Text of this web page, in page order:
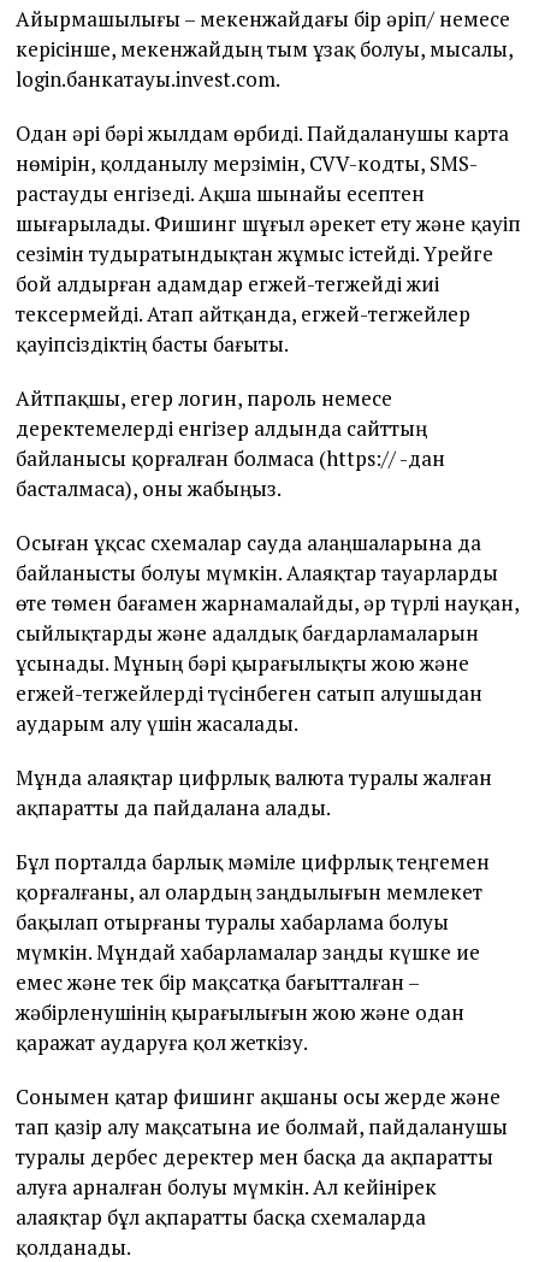
Айырмашылығы – мекенжайдағы бір әріп/ немесе
керісінше, мекенжайдың тым ұзақ болуы, мысалы,
login.банкатауы.invest.com.
Одан әрі бәрі жылдам өрбиді. Пайдаланушы карта
нөмірін, қолданылу мерзімін, CVV-кодты, SMS-
растауды енгізеді. Ақша шынайы есептен
шығарылады. Фишинг шұғыл әрекет ету және қауіп
сезімін тудыратындықтан жұмыс істейді. Үрейге
бой алдырған адамдар егжей-тегжейді жиі
тексермейді. Атап айтқанда, егжей-тегжейлер
қауіпсіздіктің басты бағыты.
Айтпақшы, егер логин, пароль немесе
деректемелерді енгізер алдында сайттың
байланысы қорғалған болмаса (https:// -дан
басталмаса), оны жабыңыз.
Осыған ұқсас схемалар сауда алаңшаларына да
байланысты болуы мүмкін. Алаяқтар тауарларды
өте төмен бағамен жарнамалайды, әр түрлі науқан,
сыйлықтарды және адалдық бағдарламаларын
ұсынады. Мұның бәрі қырағылықты жою және
егжей-тегжейлерді түсінбеген сатып алушыдан
аударым алу үшін жасалады.
Мұнда алаяқтар цифрлық валюта туралы жалған
ақпаратты да пайдалана алады.
Бұл порталда барлық мәміле цифрлық теңгемен
қорғалғаны, ал олардың заңдылығын мемлекет
бақылап отырғаны туралы хабарлама болуы
мүмкін. Мұндай хабарламалар заңды күшке ие
емес және тек бір мақсатқа бағытталған –
жәбірленушінің қырағылығын жою және одан
қаражат аударуға қол жеткізу.
Сонымен қатар фишинг ақшаны осы жерде және
тап қазір алу мақсатына ие болмай, пайдаланушы
туралы дербес деректер мен басқа да ақпаратты
алуға арналған болуы мүмкін. Ал кейінірек
алаяқтар бұл ақпаратты басқа схемаларда
қолданады.